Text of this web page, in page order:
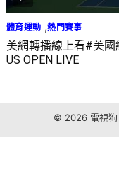
體育運動 ,熱門賽事
美網轉播線上看#美
US OPEN LIVE
© 2026 電視